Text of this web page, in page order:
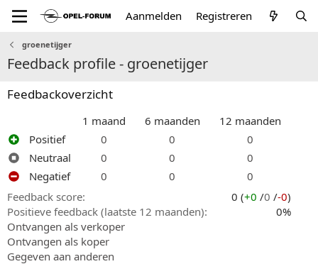
Aanmelden Registreren
groenetijger
Feedback profile - groenetijger
Feedbackoverzicht
1 maand 6 maanden
12 maanden
Positief
0 0
0
Neutraal
0 0
0
Negatief
0 0
0
Feedback score
0 (+0 /0 /-0)
Positieve feedback (laatste 12 maanden)
0%
Ontvangen als verkoper
Ontvangen als koper
Gegeven aan anderen